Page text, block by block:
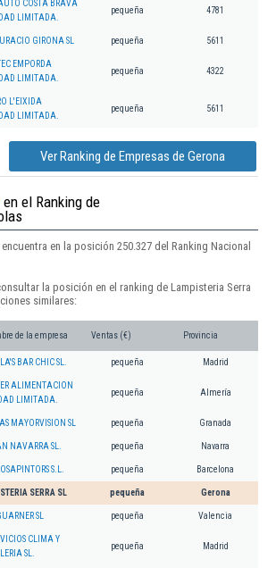
COSTA BRAVA
LIMITADA.
pequeña 4781
GIRONA SL pequeña 5611
EMPORDA
LIMITADA.
pequeña 4322
L'EIXIDA
LIMITADA.
pequeña 5611
Ver Ranking de Empresas de Gerona
en el Ranking de
en la posición 250.327 del Ranking Nacional
la posición en el ranking de Lampisteria Serra
similares:
de la empresa Ventas (€) Provincia
BAR CHIC SL. pequeña Madrid
ALIMENTACION
LIMITADA.
pequeña Almería
MAYORVISION SL pequeña Granada
NAVARRA SL. pequeña Navarra
S.L. pequeña Barcelona
SERRA SL pequeña Gerona
SL pequeña Valencia
CLIMA Y
SL.
pequeña Madrid